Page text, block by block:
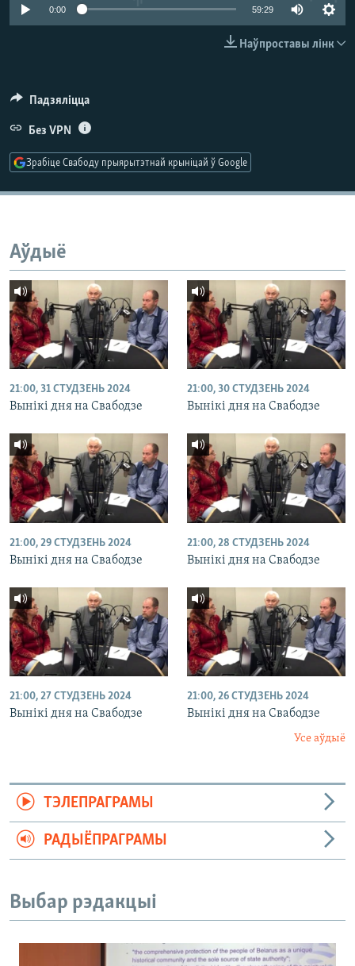
КУЛЬТУРА
МОВА0:00 59:29
Наўпроставы лінк
Падзяліцца
Без VPN
Зрабіце Свабоду прыярытэтнай крыніцай ў Google
Аўдыё
21:00, 31 СТУДЗЕНЬ 2024
Вынікі дня на Свабодзе
21:00, 30 СТУДЗЕНЬ 2024
Вынікі дня на Свабодзе
21:00, 29 СТУДЗЕНЬ 2024
Вынікі дня на Свабодзе
21:00, 28 СТУДЗЕНЬ 2024
Вынікі дня на Свабодзе
21:00, 27 СТУДЗЕНЬ 2024
Вынікі дня на Свабодзе
21:00, 26 СТУДЗЕНЬ 2024
Вынікі дня на Свабодзе
Усе аўдыё
ТЭЛЕПРАГРАМЫ
РАДЫЁПРАГРАМЫ
Выбар рэдакцыі